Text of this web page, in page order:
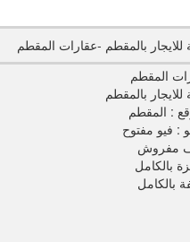
بالمقطم -عقارات المقطم
المقطم
بالمقطم
: المقطم
: فيو مفتوح
مفروش
بالكامل
بالكامل